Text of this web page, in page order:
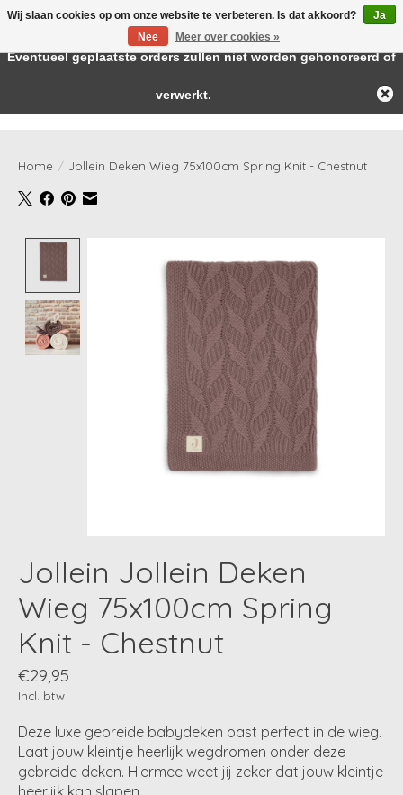
Home / Jollein Deken Wieg 75x100cm Spring Knit - Chestnut
Jollein Jollein Deken
Wieg 75x100cm Spring
Knit - Chestnut
€29,95
Incl. btw
Deze luxe gebreide babydeken past perfect in de wieg.
Laat jouw kleintje heerlijk wegdromen onder deze
gebreide deken. Hiermee weet jij zeker dat jouw kleintje
heerlijk kan slapen.
Wij slaan cookies op om onze website te verbeteren. Is dat akkoord?
Ja
Nee
Meer over cookies »
← Keer terug naar de backofficeDeze winkel is in aanbouw.
Eventueel geplaatste orders zullen niet worden gehonoreerd of
verwerkt.